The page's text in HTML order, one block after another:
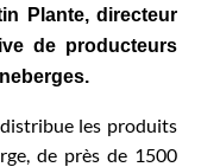
Plante, directeur
de producteurs
les produits
de près de 1500